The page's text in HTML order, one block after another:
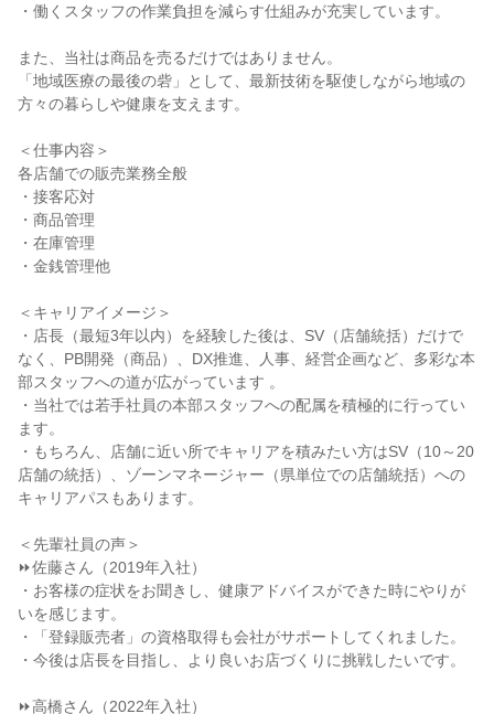
・働くスタッフの作業負担を減らす仕組みが充実しています。
また、当社は商品を売るだけではありません。
「地域医療の最後の砦」として、最新技術を駆使しながら地域の
方々の暮らしや健康を支えます。
＜仕事内容＞
各店舗での販売業務全般
・接客応対
・商品管理
・在庫管理
・金銭管理他
＜キャリアイメージ＞
・店長（最短3年以内）を経験した後は、SV（店舗統括）だけで
なく、PB開発（商品）、DX推進、人事、経営企画など、多彩な本
部スタッフへの道が広がっています 。
・当社では若手社員の本部スタッフへの配属を積極的に行ってい
ます。
・もちろん、店舗に近い所でキャリアを積みたい方はSV（10～20
店舗の統括）、ゾーンマネージャー（県単位での店舗統括）への
キャリアパスもあります。
＜先輩社員の声＞
⏩佐藤さん（2019年入社）
・お客様の症状をお聞きし、健康アドバイスができた時にやりが
いを感じます。
・「登録販売者」の資格取得も会社がサポートしてくれました。
・今後は店長を目指し、より良いお店づくりに挑戦したいです。
⏩高橋さん（2022年入社）